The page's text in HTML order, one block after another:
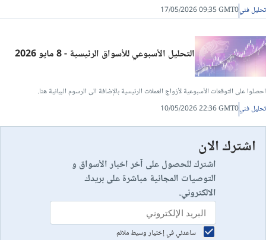
تحليل فني17/05/2026 09:35 GMT0
التحليل الأسبوعي للأسواق الرئيسية - 8 مايو 2026
احصلوا على التوقعات الأسبوعية لأزواج العملات الرئيسية بالإضافة الى الرسوم البيانية هنا.
تحليل فني10/05/2026 22:36 GMT0
اشترك الان
اشترك للحصول على آخر اخبار الأسواق و
التوصيات المجانية مباشرة على بريدك
الالكتروني.
ساعدني في إختيار وسيط ملائم